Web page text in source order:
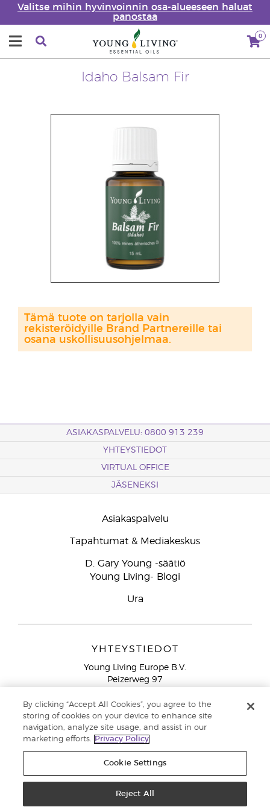
Valitse mihin hyvinvoinnin osa-alueeseen haluat
panostaa
0
Idaho Balsam Fir
Tämä tuote on tarjolla vain
rekisteröidyille Brand Partnereille tai
osana uskollisuusohjelmaa.
ASIAKASPALVELU: 0800 913 239
YHTEYSTIEDOT
VIRTUAL OFFICE
JÄSENEKSI
Asiakaspalvelu
Tapahtumat & Mediakeskus
D. Gary Young -säätiö
Young Living- Blogi
Ura
YHTEYSTIEDOT
Young Living Europe B.V.
Peizerweg 97
Netherlands
Ilmainen yhteydenotto lankanumeroista Suomesta
913 239
Email: asiakaspalvelu@youngliving.com
pidätetään. |Yksityisyydensuoja
By clicking “Accept All Cookies”, you agree to the
storing of cookies on your device to enhance site
navigation, analyze site usage, and assist in our
marketing efforts.
Privacy Policy
Cookie Settings
Reject All